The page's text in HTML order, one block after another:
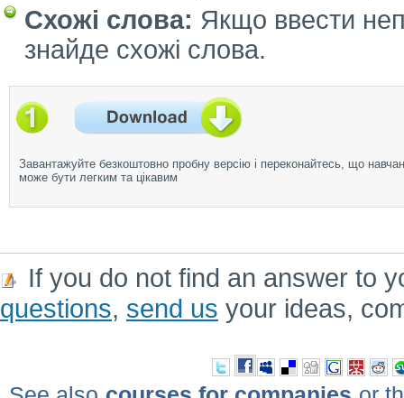
Схожі слова: Якщо ввести
знайде схожі слова.
Завантажуйте безкоштовно пробну версію і переконайтесь, що
може бути легким та цікавим
If you do not find an answer to
questions, send us your ideas,